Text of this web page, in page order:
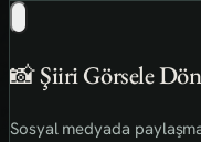
📸 Şiiri Görsele
Sosyal medyada